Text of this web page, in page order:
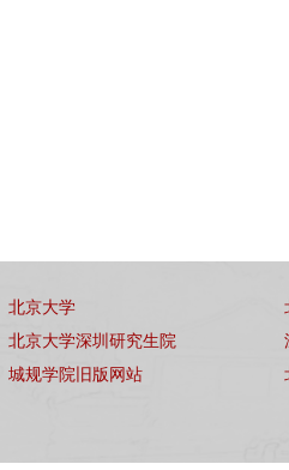
北京大学
北京大学深圳研究生院
城规学院旧版网站